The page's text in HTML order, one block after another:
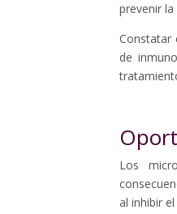
prevenir
Constatar
de
Los
al inhibir